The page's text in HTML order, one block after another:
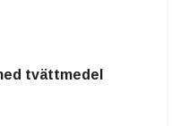
tvättmedel